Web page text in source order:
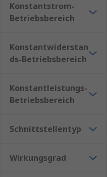
Konstantstrom-
Betriebsbereich
Konstantwiderstan
ds-Betriebsbereich
Konstantleistungs-
Betriebsbereich
Schnittstellentyp
Wirkungsgrad